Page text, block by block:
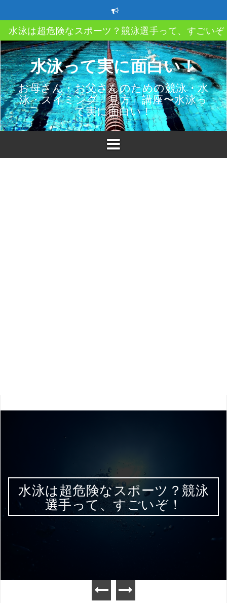
ツ
へ
ス
キ
ッ
プ
クロール、平泳ぎ、バタフライ、背泳ぎ、自分のス
イルってどうやって決める？
ストレートアーム？ハイエルボー？ってなあに？
速く泳ぐにはどうしたら良い？教えて〇〇〇
スイミングクラブ移籍時の3つのポイント
子供も親も必ず知っておきたい水泳（プール）での
故
水泳って実に面白い！
お母さん・お父さんのための競泳・水
泳・スイミング「見方」講座〜水泳っ
て実に面白い！
水泳は超危険なスポーツ？競泳
選手って、すごいぞ！